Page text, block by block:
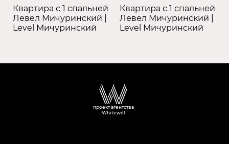
Квартира с 1 спальней
Левел Мичуринский |
Level Мичуринский
Квартира с 1 спальней
Левел Мичуринский |
Level Мичуринский
проект агентства
Whitewill